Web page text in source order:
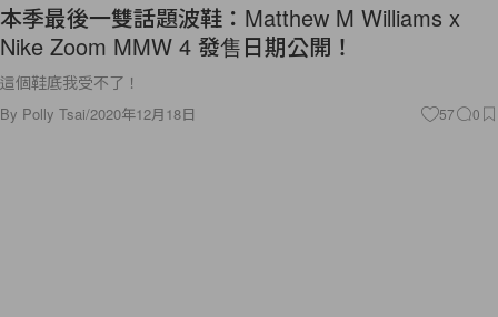
本季最後一雙話題波鞋：Matthew M Williams x
Nike Zoom MMW 4 發售日期公開！
這個鞋底我受不了！
By Polly Tsai/2020年12月18日 57 0